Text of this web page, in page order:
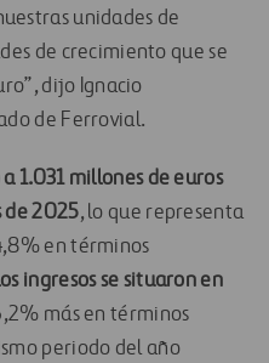
unidades de
de crecimiento que se
dijo Ignacio
de Ferrovial.
1.031 millones de euros
de 2025, lo que representa
en términos
ingresos se situaron en
más en términos
periodo del año